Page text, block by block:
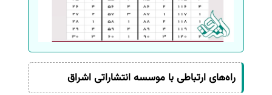
راه‌های ارتباطی با موسسه انتشاراتی اشراق